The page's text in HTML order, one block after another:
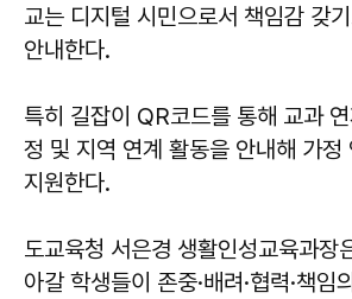
교는 디지털 시민으로서 책임감 갖
안내한다.
특히 길잡이 QR코드를 통해 교과
정 및 지역 연계 활동을 안내해 가정
지원한다.
도교육청 서은경 생활인성교육과장
아갈 학생들이 존중·배려·협력·책임